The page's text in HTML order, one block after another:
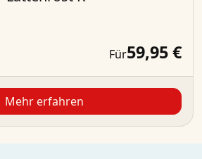
Für59,95 €
Mehr erfahren